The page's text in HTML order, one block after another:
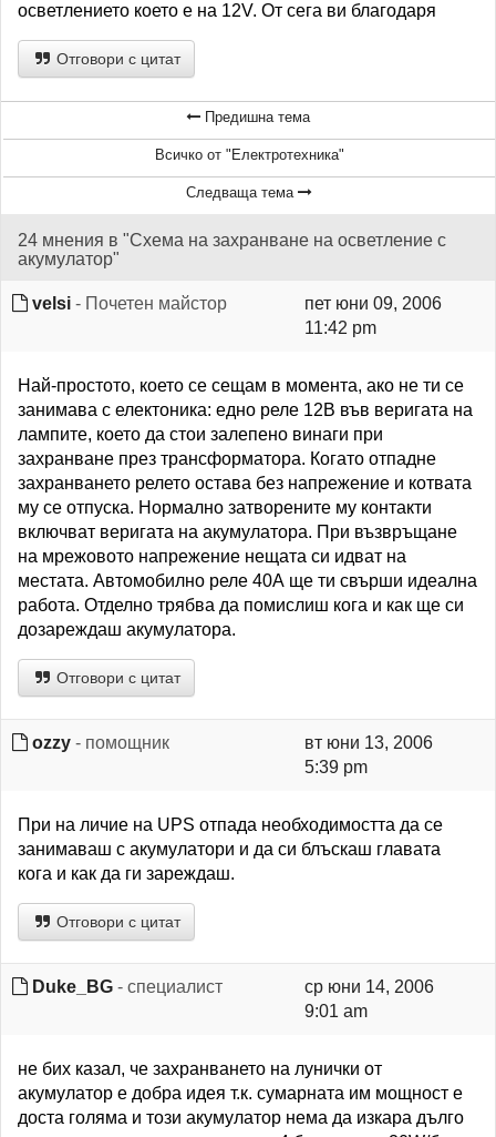
осветлението което е на 12V. От сега ви благодаря
Отговори с цитат
Предишна тема
Всичко от "Електротехника"
Следваща тема
24 мнения в "Схема на захранване на осветление с
акумулатор"
velsi - Почетен майстор
пет юни 09, 2006
11:42 pm
Най-простото, което се сещам в момента, ако не ти се
занимава с електоника: едно реле 12В във веригата на
лампите, което да стои залепено винаги при
захранване през трансформатора. Когато отпадне
захранването релето остава без напрежение и котвата
му се отпуска. Нормално затворените му контакти
включват веригата на акумулатора. При възвръщане
на мрежовото напрежение нещата си идват на
местата. Автомобилно реле 40А ще ти свърши идеална
работа. Отделно трябва да помислиш кога и как ще си
дозареждаш акумулатора.
Отговори с цитат
ozzy - помощник
вт юни 13, 2006
5:39 pm
При на личие на UPS отпада необходимостта да се
занимаваш с акумулатори и да си блъскаш главата
кога и как да ги зареждаш.
Отговори с цитат
Duke_BG - специалист
ср юни 14, 2006
9:01 am
не бих казал, че захранването на лунички от
акумулатор е добра идея т.к. сумарната им мощност е
доста голяма и този акумулатор нема да изкара дълго